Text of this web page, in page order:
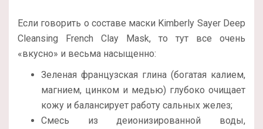
Если говорить о составе маски Kimberly Sayer Deep
Cleansing French Clay Mask, то тут все очень
«вкусно» и весьма насыщенно:
Зеленая французская глина (богатая калием,
магнием, цинком и медью) глубоко очищает
кожу и балансирует работу сальных желез;
Смесь из деионизированной воды,